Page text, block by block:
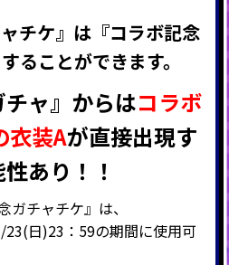
チケ』は『コラボ記念
ることができます。
チャ』からはコラボ
衣装Aが直接出現す
あり！！
チャチケ』は、
日)23：59の期間に使用可